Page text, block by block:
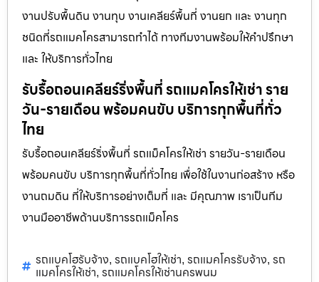
งานปรับพื้นดิน งานทุบ งานเคลียร์พื้นที่ งานยก และ งานทุก
ชนิดที่รถแมคโครสามารถทำได้ ทางทีมงานพร้อมให้คำปรึกษา
และ ให้บริการทั่วไทย
รับรื้อถอนเคลียร์ริ่งพื้นที่ รถแมคโครให้เช่า ราย
วัน-รายเดือน พร้อมคนขับ บริการทุกพื้นที่ทั่ว
ไทย
รับรื้อถอนเคลียร์ริ่งพื้นที่ รถแม็คโครให้เช่า รายวัน-รายเดือน
พร้อมคนขับ บริการทุกพื้นที่ทั่วไทย เพื่อใช้ในงานก่อสร้าง หรือ
งานถมดิน ที่ให้บริการอย่างเต็มที่ และ มีคุณภาพ เราเป็นทีม
งานมืออาชีพด้านบริการรถแม็คโคร
รถแบคโฮรับจ้าง, รถแบคโฮให้เช่า, รถแมคโครรับจ้าง, รถ
แมคโครให้เช่า, รถแมคโครให้เช่านครพนม